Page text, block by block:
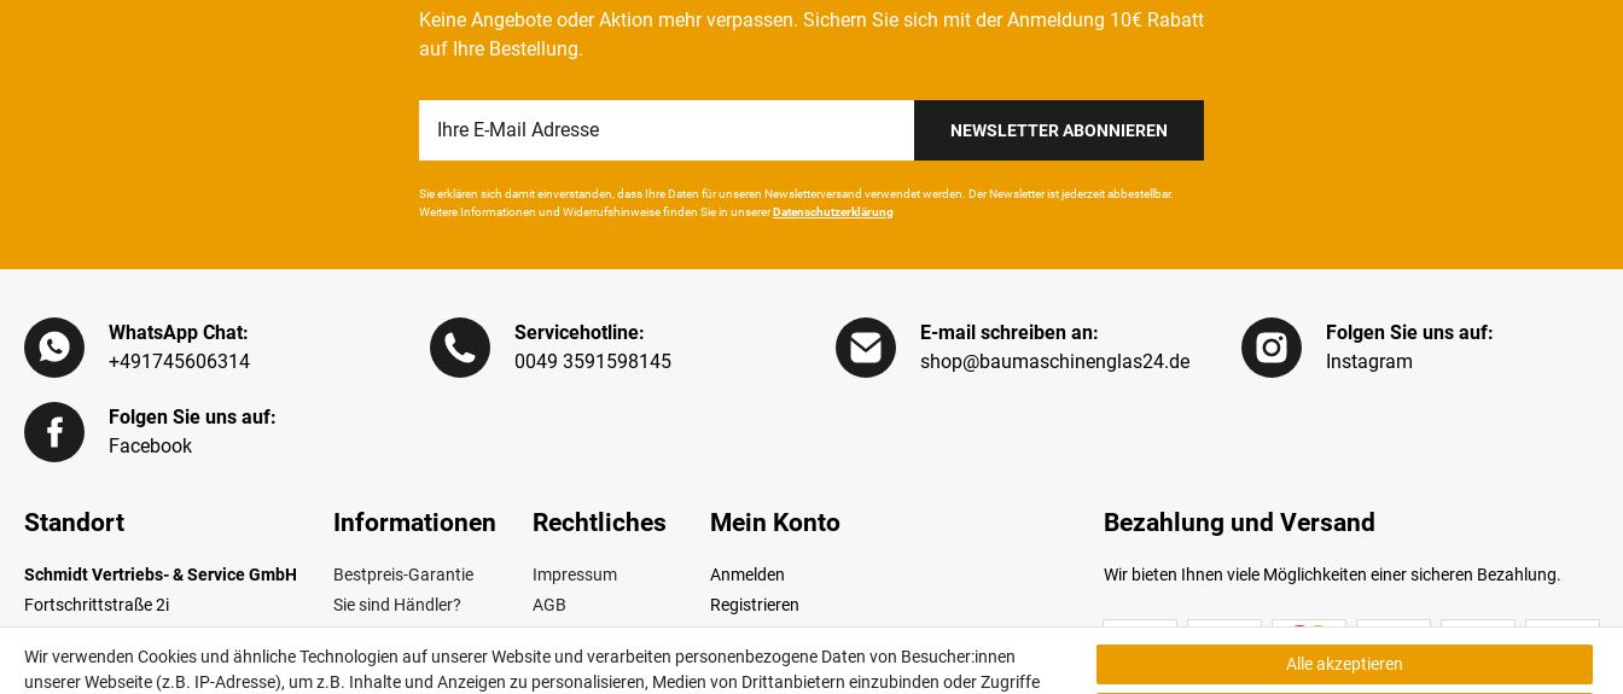
Keine Angebote oder Aktion mehr verpassen. Sichern Sie sich mit der Anmeldung 10€ Rabatt
auf Ihre Bestellung.
Honig
NEWSLETTER ABONNIEREN
Sie erklären sich damit ein­ver­standen, dass Ihre Da­ten für unseren News­letter­versand ver­wen­det werden. Der News­letter ist jeder­zeit ab­bestel­lbar.
Weitere Infor­mationen und Wider­rufshin­weise finden Sie in unsererDaten­schutz­erklärung
WhatsApp Chat:
+491745606314
Servicehotline:
0049 3591598145
E-mail schreiben an:
shop@baumaschinenglas24.de
Folgen Sie uns auf:
Instagram
Folgen Sie uns auf:
Facebook
Standort
Schmidt Vertriebs- & Service GmbH
Fortschrittstraße 2i
Germany
Informationen
Bestpreis-Garantie
Sie sind Händler?
Lieferinformationen
Rechtliches
Impressum
AGB
Datenschutz
Mein Konto
Anmelden
Registrieren
Bezahlung und Versand
Wir bieten Ihnen viele Möglichkeiten einer sicheren Bezahlung.
Wir verwenden Cookies und ähnliche Technologien auf unserer Website und verarbeiten personenbezogene Daten von Besucher:innen
unserer Webseite (z.B. IP-Adresse), um z.B. Inhalte und Anzeigen zu personalisieren, Medien von Drittanbietern einzubinden oder Zugriffe
Alle akzeptieren